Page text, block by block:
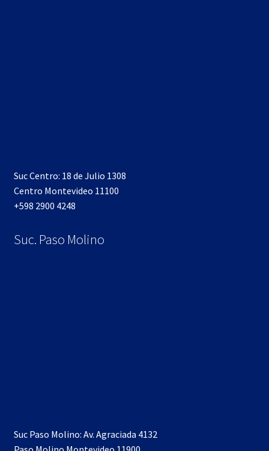
Suc Centro: 18 de Julio 1308
Centro Montevideo 11100
+598 2900 4248
Suc. Paso Molino
Suc Paso Molino: Av. Agraciada 4132